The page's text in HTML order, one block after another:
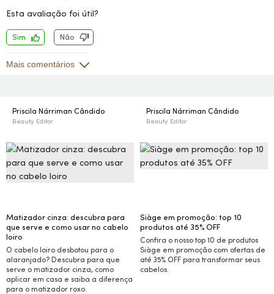
Esta avaliação foi útil?
Sim Não
Mais comentários
Priscila Nárriman Cândido
Beauty Editor
Matizador cinza: descubra para
que serve e como usar no cabelo
loiro
O cabelo loiro desbotou para o
alaranjado? Descubra para que
serve o matizador cinza, como
aplicar em casa e saiba a diferença
para o matizador roxo.
Priscila Nárriman Cândido
Beauty Editor
Siàge em promoção: top 10
produtos até 35%OFF
Confira o nosso top 10 de produtos
Siàge em promoção com ofertas de
até 35% OFF para transformar seus
cabelos.